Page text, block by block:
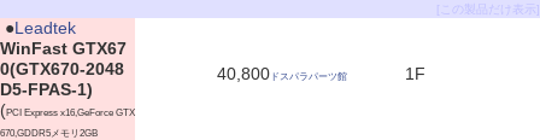
[この製品だけ表示]
●Leadtek
WinFast GTX67
0(GTX670-2048
D5-FPAS-1)
(PCI Express x16,GeForce GTX
670,GDDR5メモリ2GB
40,800 ドスパラパーツ館 1F